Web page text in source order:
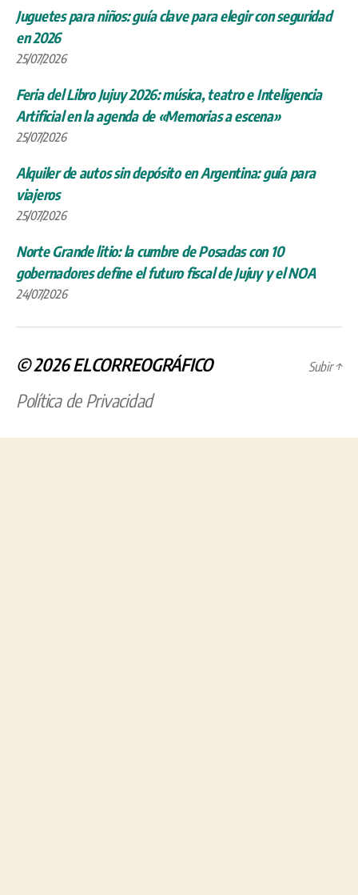
Juguetes para niños: guía clave para elegir con seguridad
en 2026
25/07/2026
Feria del Libro Jujuy 2026: música, teatro e Inteligencia
Artificial en la agenda de «Memorias a escena»
25/07/2026
Alquiler de autos sin depósito en Argentina: guía para
viajeros
25/07/2026
Norte Grande litio: la cumbre de Posadas con 10
gobernadores define el futuro fiscal de Jujuy y el NOA
24/07/2026
© 2026ELCORREOGRÁFICO
Política de Privacidad
Subir↑